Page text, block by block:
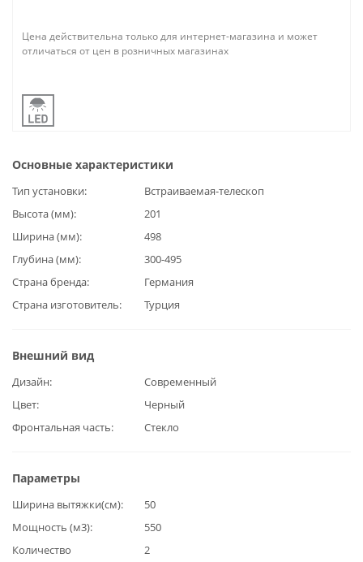
Цена действительна только для интернет-магазина и может
отличаться от цен в розничных магазинах
Основные характеристики
Тип установки
Встраиваемая-телескоп
Высота (мм)
201
Ширина (мм)
498
Глубина (мм)
300-495
Страна бренда
Германия
Страна изготовитель
Турция
Внешний вид
Дизайн
Современный
Цвет
Черный
Фронтальная часть
Стекло
Параметры
Ширина вытяжки(см)
50
Мощность (м3)
550
Количество
2